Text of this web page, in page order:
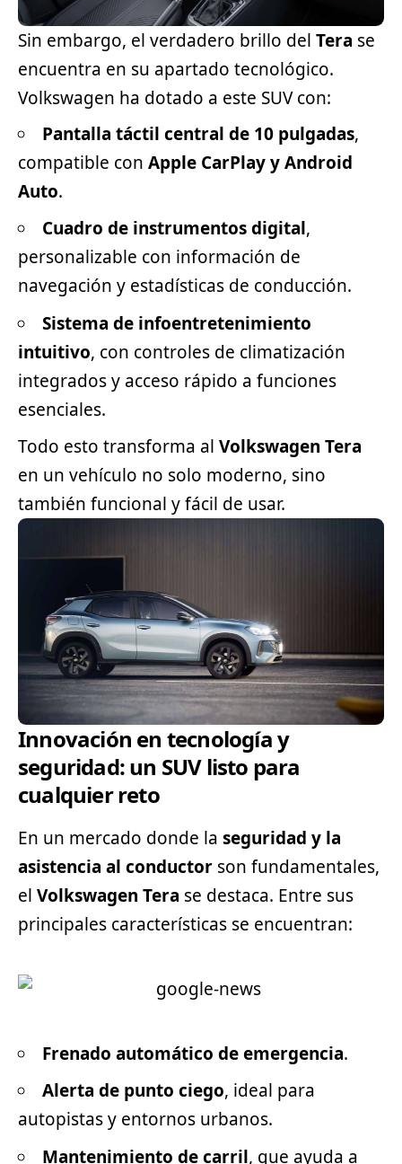
Sin embargo, el verdadero brillo del Tera se
encuentra en su apartado tecnológico.
Volkswagen ha dotado a este SUVcon:
Pantalla táctil central de 10 pulgadas,
compatible con Apple CarPlay y Android
Auto.
Cuadro de instrumentos digital,
personalizable con información de
navegación y estadísticas de conducción.
Sistema de infoentretenimiento
intuitivo, con controles de climatización
integrados y acceso rápido a funciones
esenciales.
Todo esto transforma al Volkswagen Tera
en un vehículo no solo moderno, sino
también funcional y fácil de usar.
Innovación en tecnología y
seguridad: un SUV listo para
cualquier reto
En un mercado donde la seguridad y la
asistencia al conductor son fundamentales,
el Volkswagen Tera se destaca. Entre sus
principales características se encuentran:
Frenado automático de emergencia.
Alerta de punto ciego, ideal para
autopistas y entornos urbanos.
Mantenimiento de carril, que ayuda a